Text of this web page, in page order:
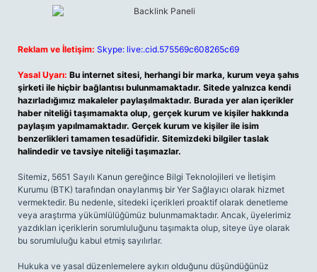
Reklam ve İletişim: Skype: live:.cid.575569c608265c69
Yasal Uyarı: Bu internet sitesi, herhangi bir marka, kurum veya şahıs
şirketi ile hiçbir bağlantısı bulunmamaktadır. Sitede yalnızca kendi
hazırladığımız makaleler paylaşılmaktadır. Burada yer alan içerikler
haber niteliği taşımamakta olup, gerçek kurum ve kişiler hakkında
paylaşım yapılmamaktadır. Gerçek kurum ve kişiler ile isim
benzerlikleri tamamen tesadüfidir. Sitemizdeki bilgiler taslak
halindedir ve tavsiye niteliği taşımazlar.
Sitemiz, 5651 Sayılı Kanun gereğince Bilgi Teknolojileri ve İletişim
Kurumu (BTK) tarafından onaylanmış bir Yer Sağlayıcı olarak hizmet
vermektedir. Bu nedenle, sitedeki içerikleri proaktif olarak denetleme
veya araştırma yükümlülüğümüz bulunmamaktadır. Ancak, üyelerimiz
yazdıkları içeriklerin sorumluluğunu taşımakta olup, siteye üye olarak
bu sorumluluğu kabul etmiş sayılırlar.
Hukuka ve yasal düzenlemelere aykırı olduğunu düşündüğünüz